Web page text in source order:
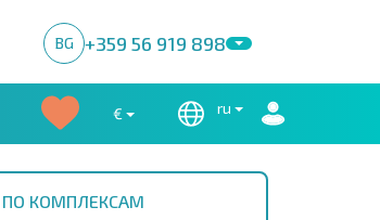
BG +359 56 919 898
€ ru
КОМПЛЕКСАМ